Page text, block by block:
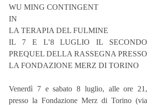
WU MING CONTINGENT
IN
LA TERAPIA DEL FULMINE
IL 7 E L’8 LUGLIO IL SECONDO
PREQUEL DELLA RASSEGNA PRESSO
LA FONDAZIONE MERZ DI TORINO
Venerdì 7 e sabato 8 luglio, alle ore 21,
presso la Fondazione Merz di Torino (via